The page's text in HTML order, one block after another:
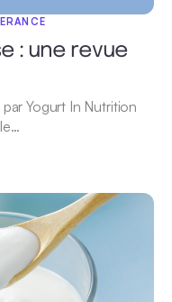
: une revue
Yogurt In Nutrition